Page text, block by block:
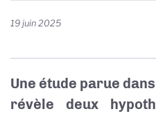
19 juin 2025
Une étude parue dans
révèle deux